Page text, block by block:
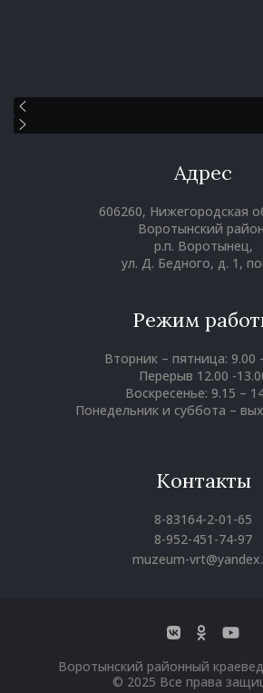
Адрес
606260, Нижегородская
Воротынский
р.п. Воротынец,
ул. Д. Бедного, д. 1,
Режим
Вторник – пятница: 9.00
Перерыв 12.00 -
Воскресенье: 9.15 –
Понедельник и суббота –
Контакты
8-83164-2-01-65
8-952-451-74-97
muzeum-
Воротынский районный
© 2025 Все права